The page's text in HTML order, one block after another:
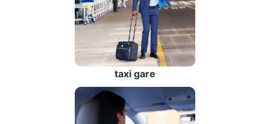
taxi gare